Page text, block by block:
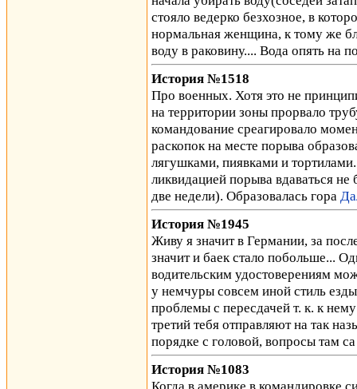
стояло ведерко безхозное, в
нормальная женщина, к тому же
воду в раковину.... Вода опять на
История №1518
Про военных. Хотя это не
на территории зоны прорвало
командование среагировало
раскопок на месте порыва
лягушками, пиявками и
ликвидацией порыва вдаваться не
две недели). Образовалась гора
История №1945
Живу я значит в Германии, за
значит и баек стало побольше...
водительским удостоверениям
у немчуры совсем иной стиль
проблемы с пересдачей т. к. к
третий тебя отправляют на так
порядке с головой, вопросы там
История №1083
Когда в америке в командировке